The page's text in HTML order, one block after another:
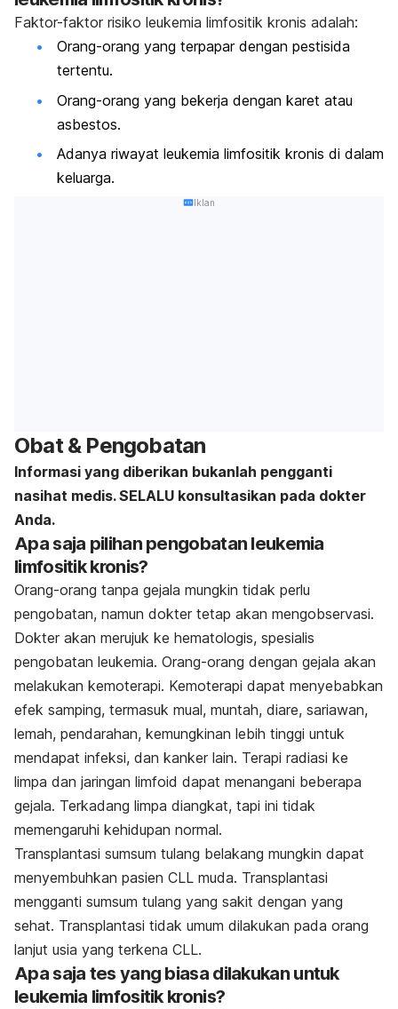
Faktor-faktor risiko leukemia limfositik kronis adalah:
Orang-orang yang terpapar dengan pestisida
tertentu.
Orang-orang yang bekerja dengan karet atau
asbestos.
Adanya riwayat leukemia limfositik kronis di dalam
keluarga.
Iklan
Obat & Pengobatan
Informasi yang diberikan bukanlah pengganti
nasihat medis. SELALU konsultasikan pada dokter
Anda.
Apa saja pilihan pengobatan leukemia
limfositik kronis?
Orang-orang tanpa gejala mungkin tidak perlu
pengobatan, namun dokter tetap akan mengobservasi.
Dokter akan merujuk ke hematologis, spesialis
pengobatan leukemia. Orang-orang dengan gejala akan
melakukan kemoterapi. Kemoterapi dapat menyebabkan
efek samping, termasuk mual, muntah, diare, sariawan,
lemah, pendarahan, kemungkinan lebih tinggi untuk
mendapat infeksi, dan kanker lain. Terapi radiasi ke
limpa dan jaringan limfoid dapat menangani beberapa
gejala. Terkadang limpa diangkat, tapi ini tidak
memengaruhi kehidupan normal.
Transplantasi sumsum tulang belakang mungkin dapat
menyembuhkan pasien CLL muda. Transplantasi
mengganti sumsum tulang yang sakit dengan yang
sehat. Transplantasi tidak umum dilakukan pada orang
lanjut usia yang terkena CLL.
Apa saja tes yang biasa dilakukan untuk
leukemia limfositik kronis?